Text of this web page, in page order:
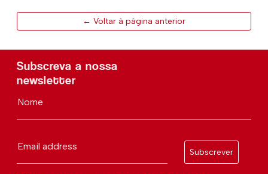
← Voltar à página anterior
Subscreva a nossa
newsletter
Nome
Email address
Subscrever